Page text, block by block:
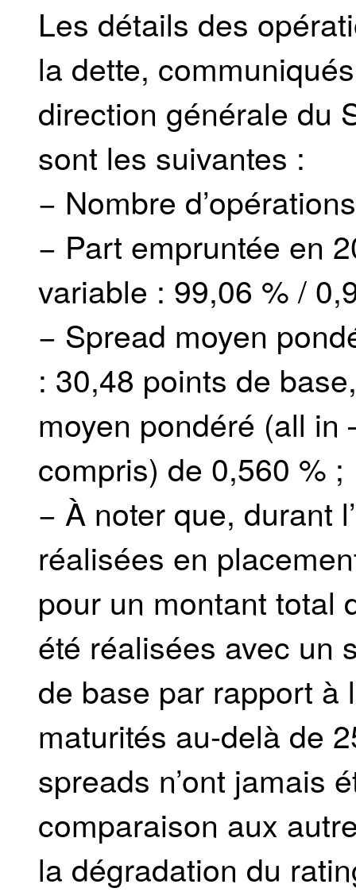
Les détails des
la dette,
direction générale du
sont les suivantes :
− Nombre
− Part empruntée en
variable : 99,06 % /
− Spread moyen
: 30,48 points de
moyen pondéré (all
compris) de 0,560 % ;
− À noter que, durant
réalisées en
pour un montant total
été réalisées avec un
de base par rapport à
maturités au-delà de
spreads n’ont jamais
comparaison aux
la dégradation du